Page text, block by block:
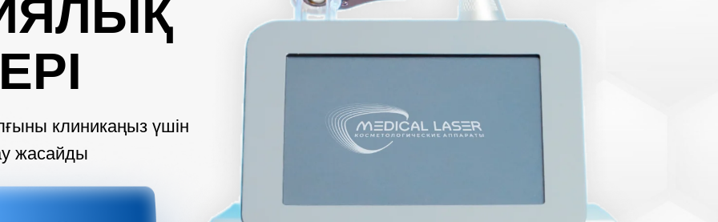
клиникаңыз үшін
жасайды